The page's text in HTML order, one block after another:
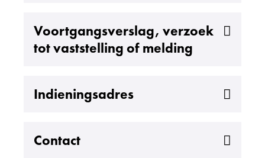
Voortgangsverslag, verzoek
tot vaststelling of melding
Uitklappen
Indieningsadres
Uitklappen
Contact
Uitklappen